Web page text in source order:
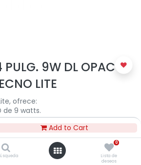
Add to Cart
0
Lista de
deseos
PULG. 9W DL OPACO
LITE
ofrece:
de 9 watts.
K.
de largo.
lm.
vida aproximadamente.
opaco.